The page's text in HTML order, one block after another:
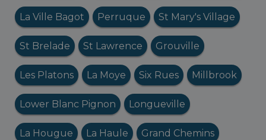
La Ville Bagot Perruque St Mary's Village
St Brelade St Lawrence Grouville
Les Platons La Moye Six Rues Millbrook
Lower Blanc Pignon Longueville
La Hougue La Haule Grand Chemins